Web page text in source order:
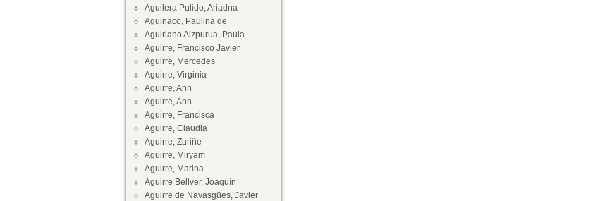
Aguilera Pulido, Ariadna
Aguinaco, Paulina de
Aguiriano Aizpurua, Paula
Aguirre, Francisco Javier
Aguirre, Mercedes
Aguirre, Virginia
Aguirre, Ann
Aguirre, Ann
Aguirre, Francisca
Aguirre, Claudia
Aguirre, Zuriñe
Aguirre, Miryam
Aguirre, Marina
Aguirre Bellver, Joaquín
Aguirre de Navasgües, Javier